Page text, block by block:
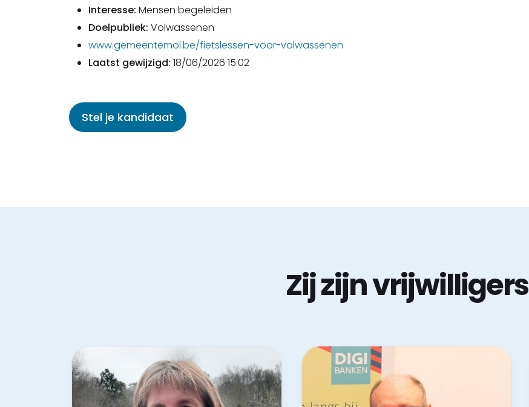
Interesse: Mensen begeleiden
Doelpubliek: Volwassenen
www.gemeentemol.be/fietslessen-voor-volwassenen
Laatst gewijzigd: 18/06/2026 15:02
Stel je kandidaat
Zij zijn vrijwilligers